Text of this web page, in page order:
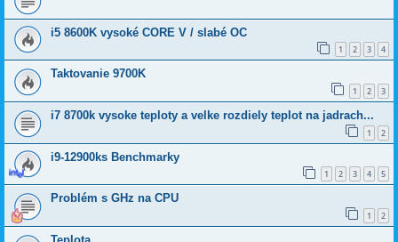
i5 8600K vysoké CORE V / slabé OC
1 2 3 4
Taktovanie 9700K
1 2 3
i7 8700k vysoke teploty a velke rozdiely teplot na jadrach...
1 2
i9-12900ks Benchmarky
1 2 3 4 5
Problém s GHz na CPU
1 2